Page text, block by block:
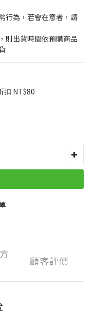
行為，若會在意者，請
則出貨時間依預購商品
扣 NT$80
顧客評價